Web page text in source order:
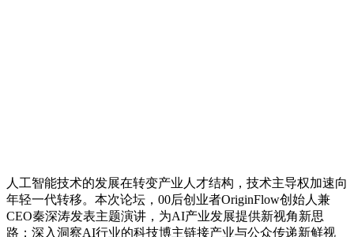
人工智能技术的发展在转变产业人才结构，技术主导权加速向
年轻一代转移。本次论坛，00后创业者OriginFlow创始人兼
CEO秦深涛发表主题演讲，为AI产业发展提供新视角新思
路；深入洞察AI行业的科技博主链接产业与公众传递新鲜视